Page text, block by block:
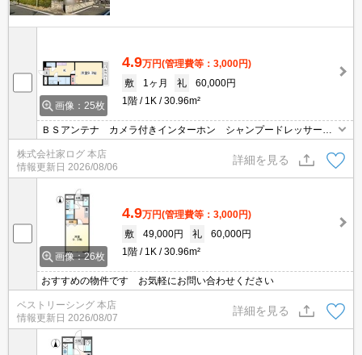
画像：25枚
4.9万円(管理費等：3,000円)
敷
1ヶ月 礼
60,000円
1階
1K 30.96m²
ＢＳアンテナ カメラ付きインターホン シャンプードレッサー付
き！
株式会社家ログ 本店
情報更新日 2026/08/06
詳細を見る
画像：26枚
4.9万円(管理費等：3,000円)
敷
49,000円 礼
60,000円
1階
1K 30.96m²
おすすめの物件です お気軽にお問い合わせください
ベストリーシング 本店
情報更新日 2026/08/07
詳細を見る